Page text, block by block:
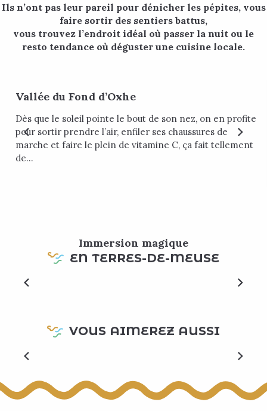
Ils n’ont pas leur pareil pour dénicher les pépites, vous
faire sortir des sentiers battus,
vous trouvez l’endroit idéal où passer la nuit ou le
resto tendance où déguster une cuisine locale.
Vallée du Fond d’Oxhe
Dès que le soleil pointe le bout de son nez, on en profite
pour sortir prendre l’air, enfiler ses chaussures de
marche et faire le plein de vitamine C, ça fait tellement
de...
Immersion magique
EN TERRES-DE-MEUSE
VOUS AIMEREZ AUSSI